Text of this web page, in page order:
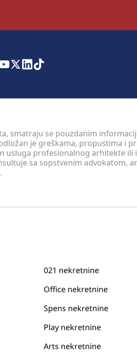
smatraju se pouzdanim
je greškama, propustima i
profesionalnog arhitekte ili
sa sopstvenim advokatom,
021 nekretnine
Office nekretnine
Spens nekretnine
Play nekretnine
Arts nekretnine